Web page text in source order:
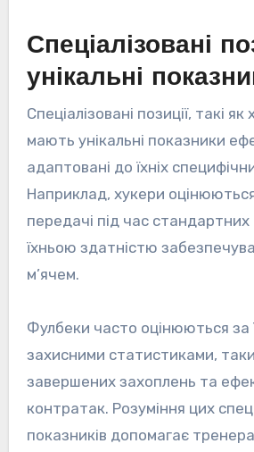
Спеціалізовані
унікальні
Спеціалізовані позиції, такі
мають унікальні показники
адаптовані до їхніх
Наприклад, хукери
передачі під час стандартних
їхньою здатністю
м’ячем.
Фулбеки часто оцінюються за
захисними статистиками,
завершених захоплень та
контратак. Розуміння цих
показників допомагає